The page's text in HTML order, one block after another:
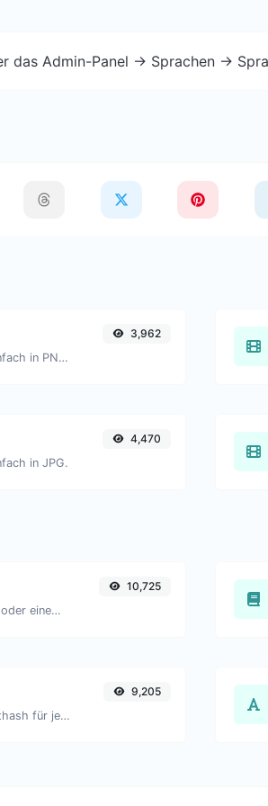
das Admin-Panel -> Sprachen ->
Konvertieren Sie WEBP-Bilddateien einfach in PNG.
3,962
in JPG.
4,470
Pingen Sie eine Website, einen Server oder einen Port.
10,725
Generieren Sie einen bcrypt-Passworthash für jede Zeichenfolge.
9,205